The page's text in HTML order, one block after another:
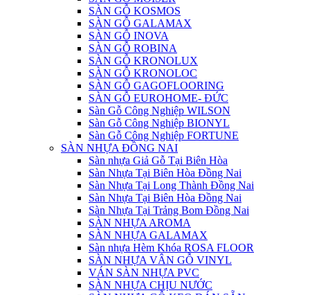
SÀN GỖ KOSMOS
SÀN GỖ GALAMAX
SÀN GỖ INOVA
SÀN GỖ ROBINA
SÀN GỖ KRONOLUX
SÀN GỖ KRONOLOC
SÀN GỖ GAGOFLOORING
SÀN GỖ EUROHOME- ĐỨC
Sàn Gỗ Công Nghiệp WILSON
Sàn Gỗ Công Nghiệp BIONYL
Sàn Gỗ Công Nghiệp FORTUNE
SÀN NHỰA ĐỒNG NAI
Sàn nhựa Giả Gỗ Tại Biên Hòa
Sàn Nhựa Tại Biên Hòa Đồng Nai
Sàn Nhựa Tại Long Thành Đồng Nai
Sàn Nhựa Tại Biên Hòa Đồng Nai
Sàn Nhựa Tại Trảng Bom Đồng Nai
SÀN NHỰA AROMA
SÀN NHỰA GALAMAX
Sàn nhựa Hèm Khóa ROSA FLOOR
SÀN NHỰA VÂN GỖ VINYL
VÁN SÀN NHỰA PVC
SÀN NHỰA CHỊU NƯỚC